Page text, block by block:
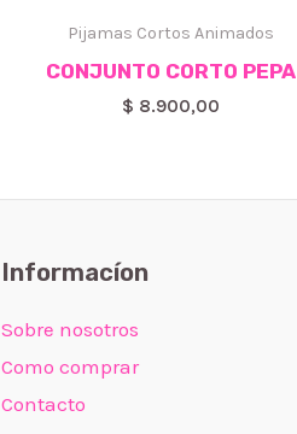
Pijamas Cortos Animados
CONJUNTO CORTO PEPA
$ 8.900,00
Informacíon
Sobre nosotros
Como comprar
Contacto